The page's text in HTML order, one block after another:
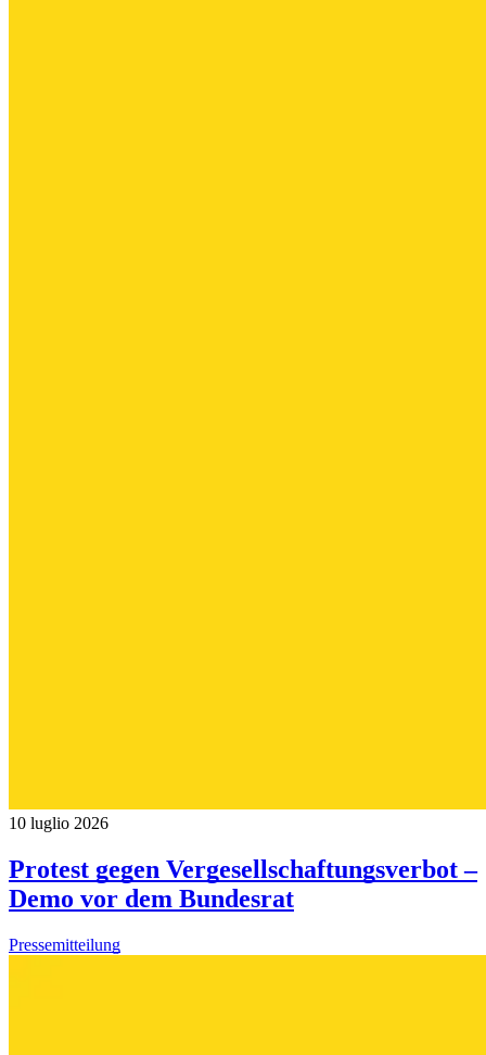
10 luglio 2026
Protest gegen Vergesellschaftungsverbot –
Demo vor dem Bundesrat
Pressemitteilung